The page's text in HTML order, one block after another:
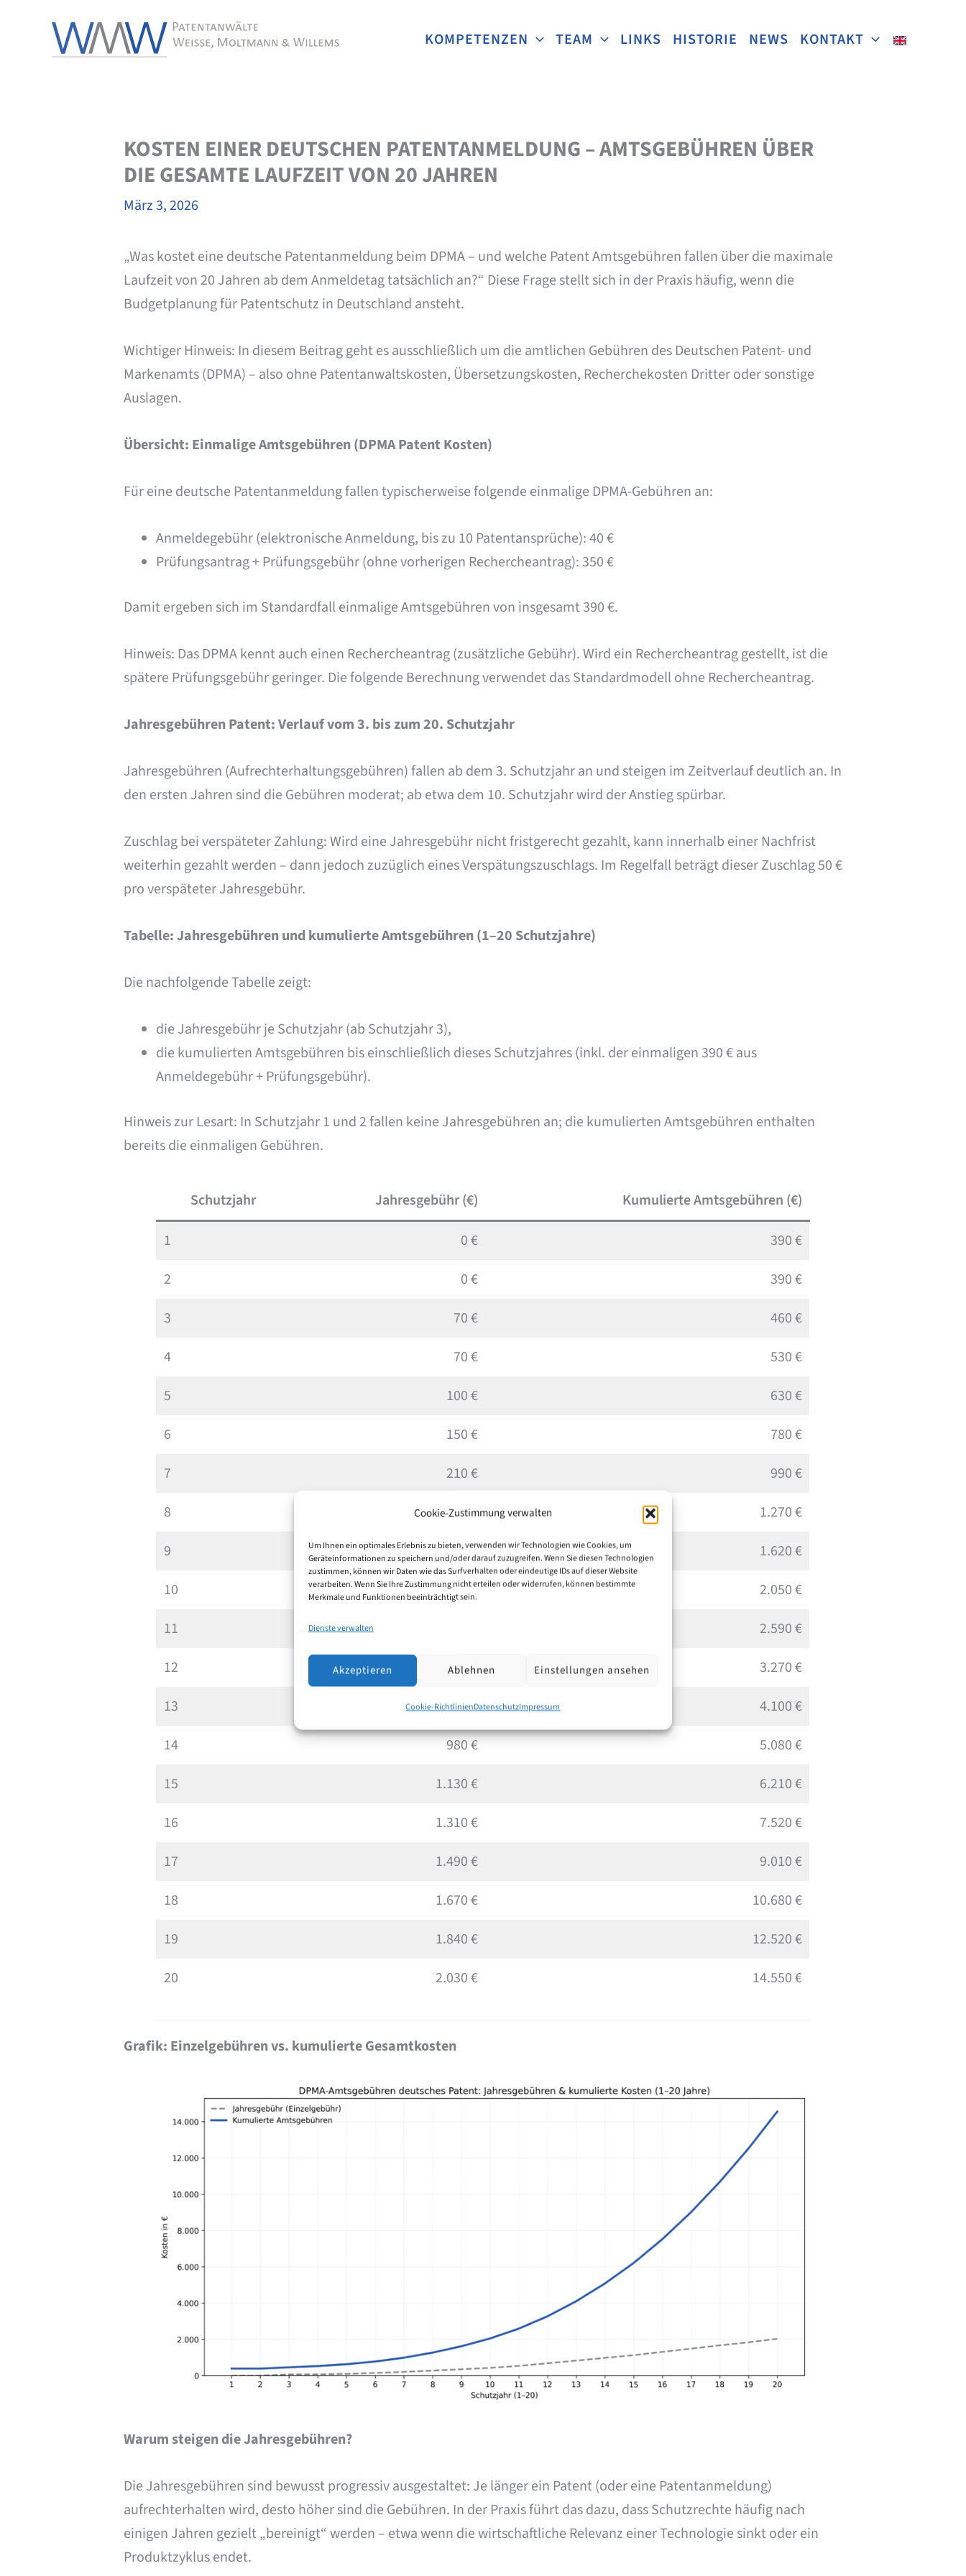
Cookie-Zustimmung verwalten
Um Ihnen ein optimales Erlebnis zu bieten, verwenden wir Technologien wie Cookies, um
Geräteinformationen zu speichern und/oder darauf zuzugreifen. Wenn Sie diesen Technologien
zustimmen, können wir Daten wie das Surfverhalten oder eindeutige IDs auf dieser Website
verarbeiten. Wenn Sie Ihre Zustimmung nicht erteilen oder widerrufen, können bestimmte
Merkmale und Funktionen beeinträchtigt sein.
Dienste verwalten
Akzeptieren Ablehnen Einstellungen ansehen
Cookie-RichtlinienDatenschutzImpressum
KOMPETENZEN TEAM LINKS HISTORIE NEWS KONTAKT
KOSTEN EINER DEUTSCHEN PATENTANMELDUNG – AMTSGEBÜHREN ÜBER
DIE GESAMTE LAUFZEIT VON 20 JAHREN
März 3, 2026
„Was kostet eine deutsche Patentanmeldung beim DPMA – und welche Patent Amtsgebühren fallen über die maximale
Laufzeit von 20 Jahren ab dem Anmeldetag tatsächlich an?“ Diese Frage stellt sich in der Praxis häufig, wenn die
Budgetplanung für Patentschutz in Deutschland ansteht.
Wichtiger Hinweis: In diesem Beitrag geht es ausschließlich um die amtlichen Gebühren des Deutschen Patent- und
Markenamts (DPMA) – also ohne Patentanwaltskosten, Übersetzungskosten, Recherchekosten Dritter oder sonstige
Auslagen.
Übersicht: Einmalige Amtsgebühren (DPMA Patent Kosten)
Für eine deutsche Patentanmeldung fallen typischerweise folgende einmalige DPMA-Gebühren an:
Anmeldegebühr (elektronische Anmeldung, bis zu 10 Patentansprüche): 40 €
Prüfungsantrag + Prüfungsgebühr (ohne vorherigen Rechercheantrag): 350 €
Damit ergeben sich im Standardfall einmalige Amtsgebühren von insgesamt 390 €.
Hinweis: Das DPMA kennt auch einen Rechercheantrag (zusätzliche Gebühr). Wird ein Rechercheantrag gestellt, ist die
spätere Prüfungsgebühr geringer. Die folgende Berechnung verwendet das Standardmodell ohne Rechercheantrag.
Jahresgebühren Patent: Verlauf vom 3. bis zum 20. Schutzjahr
Jahresgebühren (Aufrechterhaltungsgebühren) fallen ab dem 3. Schutzjahr an und steigen im Zeitverlauf deutlich an. In
den ersten Jahren sind die Gebühren moderat; ab etwa dem 10. Schutzjahr wird der Anstieg spürbar.
Zuschlag bei verspäteter Zahlung: Wird eine Jahresgebühr nicht fristgerecht gezahlt, kann innerhalb einer Nachfrist
weiterhin gezahlt werden – dann jedoch zuzüglich eines Verspätungszuschlags. Im Regelfall beträgt dieser Zuschlag 50 €
pro verspäteter Jahresgebühr.
Tabelle: Jahresgebühren und kumulierte Amtsgebühren (1–20 Schutzjahre)
Die nachfolgende Tabelle zeigt:
die Jahresgebühr je Schutzjahr (ab Schutzjahr 3),
die kumulierten Amtsgebühren bis einschließlich dieses Schutzjahres (inkl. der einmaligen 390 € aus
Anmeldegebühr + Prüfungsgebühr).
Hinweis zur Lesart: In Schutzjahr 1 und 2 fallen keine Jahresgebühren an; die kumulierten Amtsgebühren enthalten
bereits die einmaligen Gebühren.
Schutzjahr Jahresgebühr (€)
Kumulierte Amtsgebühren (€)
1
0 €
390 €
2
0 €
390 €
3
70 €
460 €
4
70 €
530 €
5
100 €
630 €
6
150 €
780 €
7
210 €
990 €
8
280 €
1.270 €
9
350 €
1.620 €
10
430 €
2.050 €
11
2.590 €
12
680 €
3.270 €
13
830 €
4.100 €
14
980 €
5.080 €
15
1.130 €
6.210 €
16
1.310 €
7.520 €
17
1.490 €
9.010 €
18
1.670 €
10.680 €
19
1.840 €
12.520 €
20
2.030 € 14.550 €
Grafik: Einzelgebühren vs. kumulierte Gesamtkosten
Warum steigen die Jahresgebühren?
Die Jahresgebühren sind bewusst progressiv ausgestaltet: Je länger ein Patent (oder eine Patentanmeldung)
aufrechterhalten wird, desto höher sind die Gebühren. In der Praxis führt das dazu, dass Schutzrechte häufig nach
einigen Jahren gezielt „bereinigt“ werden – etwa wenn die wirtschaftliche Relevanz einer Technologie sinkt oder ein
Produktzyklus endet.